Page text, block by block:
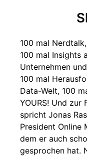
100 mal
100 mal Insights
Unternehmen
100 mal
Data-Welt, 100
YOURS! Und zur
spricht Jonas
President Online
dem er auch
gesprochen hat.